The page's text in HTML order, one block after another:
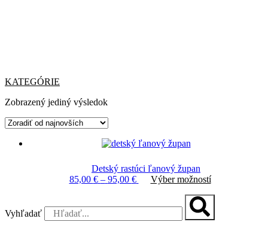
KATEGÓRIE
Zobrazený jediný výsledok
Detský rastúci ľanový župan
85,00 € – 95,00 €Price
95,00 €
Výber možností
Vyhľadať